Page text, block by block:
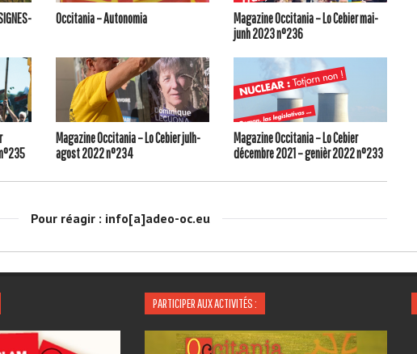
Occitania – Autonomia
Magazine Occitania – Lo Cebier mai-
junh 2023 n°236
Magazine Occitania – Lo Cebier julh-
agost 2022 n°234
Magazine Occitania – Lo Cebier
décembre 2021 – genièr 2022 n°233
Pour réagir : info[a]adeo-oc.eu
PARTICIPER AUX ACTIVITÉS :